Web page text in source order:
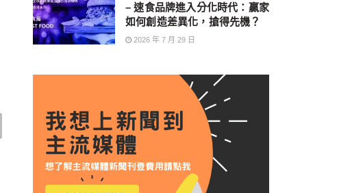
– 速食品牌進入分化時代：贏家
如何創造差異化，搶得先機？
2026 年 7 月 29 日